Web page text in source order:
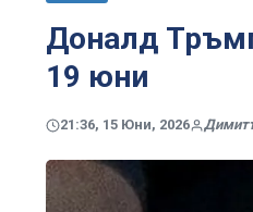
Доналд
19 юни
21:36, 15 Юни, 2026